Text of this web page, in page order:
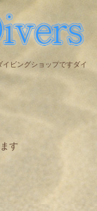
ビングショップですダイ
す